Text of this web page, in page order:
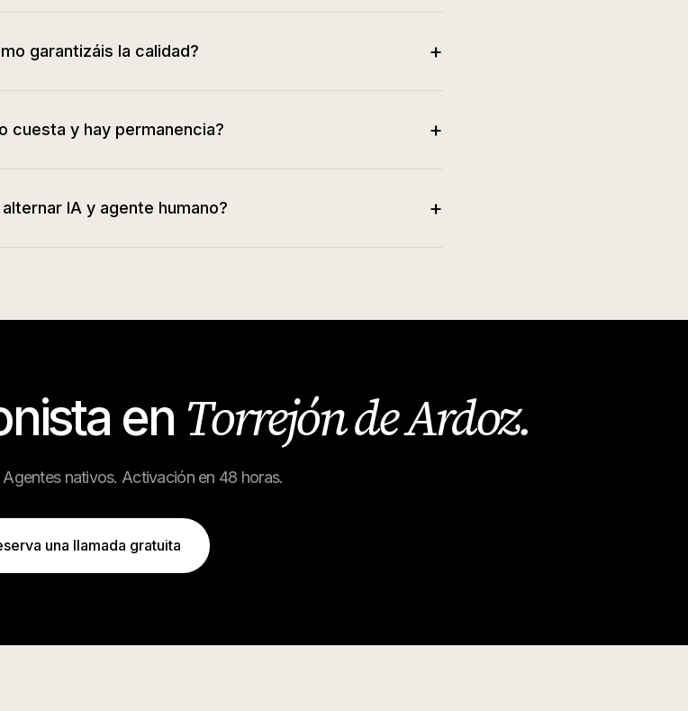
garantizáis la calidad? +
cuesta y hay permanencia? +
IA y agente humano? +
en Torrejón de Ardoz.
Agentes nativos. Activación en 48 horas.
una llamada gratuita